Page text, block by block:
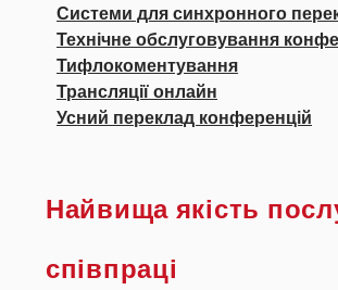
Системи для синхронного
Технічне обслуговування
Тифлокоментування
Трансляції онлайн
Усний переклад конференцій
Найвища якість
співпраці